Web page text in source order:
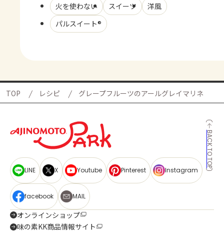
火を使わない スイーツ
洋風
パルスイート®
TOP レシピ グレープフルーツのアールグレイマリネ
BACK TO TOP
LINE X Youtube Pinterest Instagram
facebook MAIL
オンラインショップ
味の素KK商品情報サイト